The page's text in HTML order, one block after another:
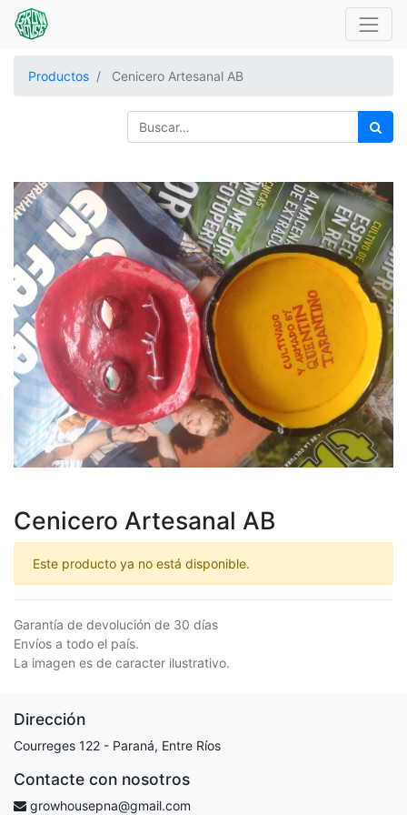
Productos Cenicero Artesanal AB
Cenicero Artesanal AB
Este producto ya no está disponible.
Garantía de devolución de 30 días
Envíos a todo el país.
La imagen es de caracter ilustrativo.
Dirección
Courreges 122 - Paraná, Entre Ríos
Contacte con nosotros
growhousepna@gmail.com